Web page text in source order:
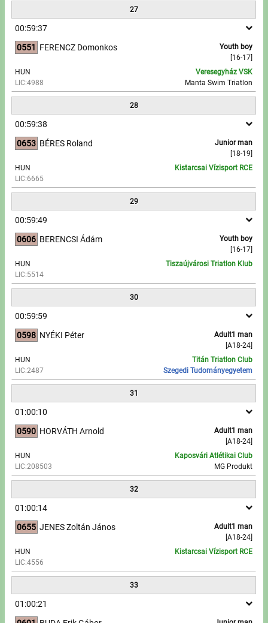
27
00:59:37
0551
Youth boy
[16-17]
FERENCZ Domonkos
HUN
LIC:4988
Veresegyház VSK
Manta Swim Triatlon
28
00:59:38
0653
Junior man
[18-19]
BÉRES Roland
HUN
LIC:6665
Kistarcsai Vízisport RCE
29
00:59:49
0606
Youth boy
[16-17]
BERENCSI Ádám
HUN
LIC:5514
Tiszaújvárosi Triatlon Klub
30
00:59:59
0598
Adult1 man
[A18-24]
NYÉKI Péter
HUN
LIC:2487
Titán Triatlon Club
Szegedi Tudományegyetem
31
01:00:10
0590
Adult1 man
[A18-24]
HORVÁTH Arnold
HUN
LIC:208503
Kaposvári Atlétikai Club
MG Produkt
32
01:00:14
0655
Adult1 man
[A18-24]
JENES Zoltán János
HUN
LIC:4556
Kistarcsai Vízisport RCE
33
01:00:21